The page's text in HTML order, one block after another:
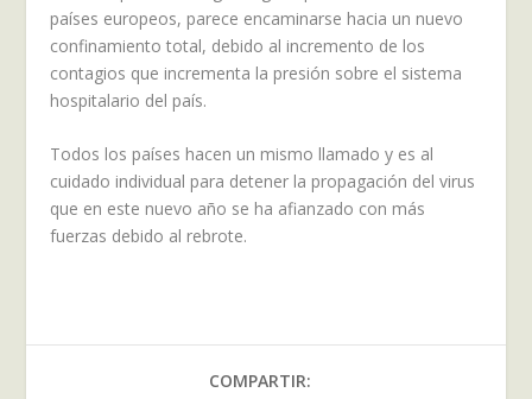
países europeos, parece encaminarse hacia un nuevo
confinamiento total, debido al incremento de los
contagios que incrementa la presión sobre el sistema
hospitalario del país.
Todos los países hacen un mismo llamado y es al
cuidado individual para detener la propagación del virus
que en este nuevo año se ha afianzado con más
fuerzas debido al rebrote.
COMPARTIR: